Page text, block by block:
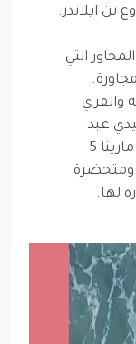
ايلاندز.
التي
والقري
عبد
الرحمن الساحل الشمالي، وقرية ذا ايلاند مارينا 5
ومتحضرة
لها.